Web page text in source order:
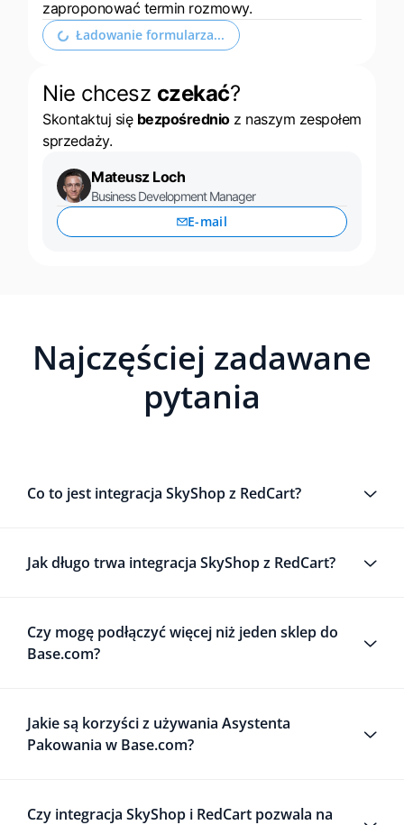
zaproponować termin rozmowy.
Rozwiń formularz kontaktowy
Nie chcesz czekać?
Skontaktuj się bezpośrednioz naszym zespołem
sprzedaży.
Mateusz Loch
Business Development Manager
E-mail
Najczęściej zadawane
pytania
Co to jest integracja SkyShop z RedCart?
Jak długo trwa integracja SkyShop z RedCart?
Czy mogę podłączyć więcej niż jeden sklep do
Base.com?
Jakie są korzyści z używania Asystenta
Pakowania w Base.com?
Czy integracja SkyShop i RedCart pozwala na